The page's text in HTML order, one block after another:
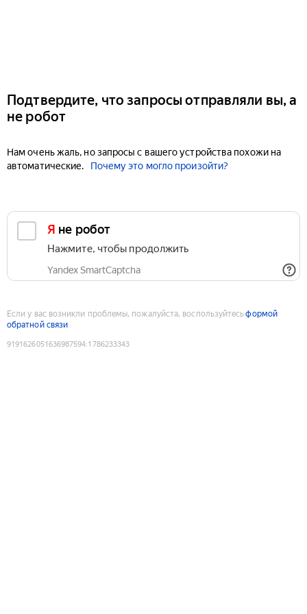
Подтвердите, что запросы отправляли вы, а
не робот
Нам очень жаль, но запросы с вашего устройства похожи на
автоматические.
Почему это могло произойти?
Я не робот
Нажмите, чтобы продолжить
Yandex SmartCaptcha
Если у вас возникли проблемы, пожалуйста, воспользуйтесьформой
обратной связи
9191626051636987594:1786233343